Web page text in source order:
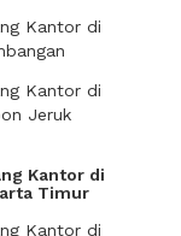
Kantor di
Kantor di
Jeruk
Kantor di
Timur
Kantor di